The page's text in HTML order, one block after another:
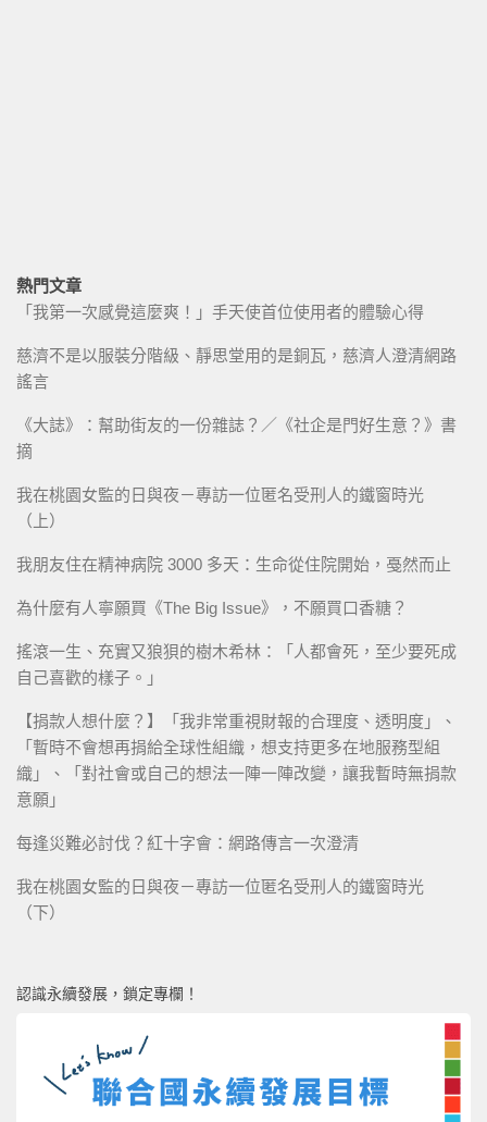
熱門文章
「我第一次感覺這麼爽！」手天使首位使用者的體驗心得
慈濟不是以服裝分階級、靜思堂用的是銅瓦，慈濟人澄清網路
謠言
《大誌》：幫助街友的一份雜誌？／《社企是門好生意？》書
摘
我在桃園女監的日與夜－專訪一位匿名受刑人的鐵窗時光
（上）
我朋友住在精神病院 3000 多天：生命從住院開始，戞然而止
為什麼有人寧願買《The Big Issue》，不願買口香糖？
搖滾一生、充實又狼狽的樹木希林：「人都會死，至少要死成
自己喜歡的樣子。」
【捐款人想什麼？】「我非常重視財報的合理度、透明度」、
「暫時不會想再捐給全球性組織，想支持更多在地服務型組
織」、「對社會或自己的想法一陣一陣改變，讓我暫時無捐款
意願」
每逢災難必討伐？紅十字會：網路傳言一次澄清
我在桃園女監的日與夜－專訪一位匿名受刑人的鐵窗時光
（下）
認識永續發展，鎖定專欄！